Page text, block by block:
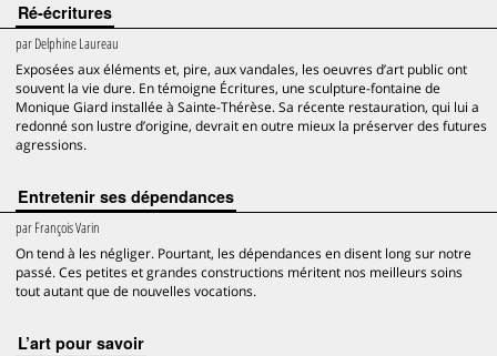
Ré-écritures
parDelphine Laureau
Exposées aux éléments et, pire, aux vandales, les oeuvres d’art public ont
souvent la vie dure. En témoigne Écritures, une sculpture-fontaine de
Monique Giard installée à Sainte-Thérèse. Sa récente restauration, qui lui a
redonné son lustre d’origine, devrait en outre mieux la préserver des futures
agressions.
Entretenir ses dépendances
parFrançois Varin
On tend à les négliger. Pourtant, les dépendances en disent long sur notre
passé. Ces petites et grandes constructions méritent nos meilleurs soins
tout autant que de nouvelles vocations.
L’art pour savoir